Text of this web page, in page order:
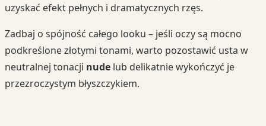
uzyskać efekt pełnych i dramatycznych rzęs.
Zadbaj o spójność całego looku – jeśli oczy są mocno
podkreślone złotymi tonami, warto pozostawić usta w
neutralnej tonacji nude lub delikatnie wykończyć je
przezroczystym błyszczykiem.